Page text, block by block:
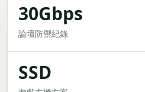
30Gbps
論壇防禦紀錄
SSD